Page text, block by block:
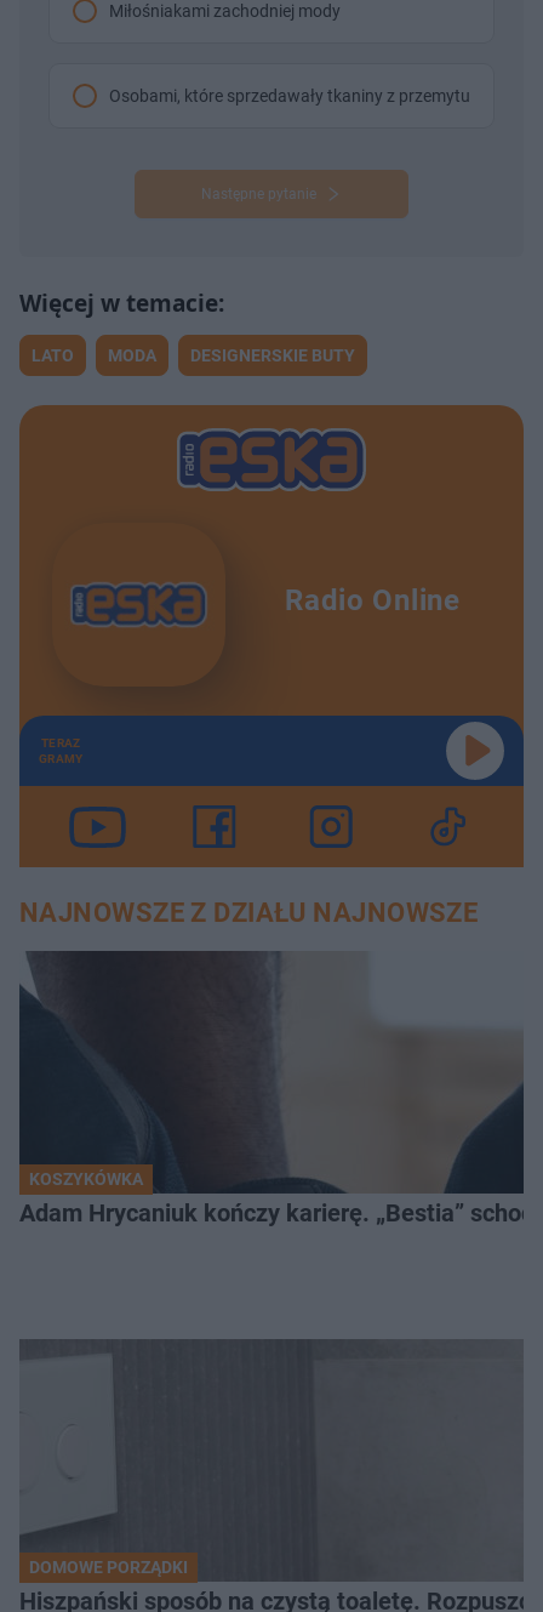
Miłośniakami zachodniej mody
Osobami, które sprzedawały tkaniny z przemytu
Następne pytanie
LATO MODA DESIGNERSKIE BUTY
Radio Online
TERAZ
GRAMY
NAJNOWSZE Z DZIAŁU NAJNOWSZE
KOSZYKÓWKA
Adam Hrycaniuk kończy karierę. „Bestia”
DOMOWE PORZĄDKI
Hiszpański sposób na czystą toaletę.